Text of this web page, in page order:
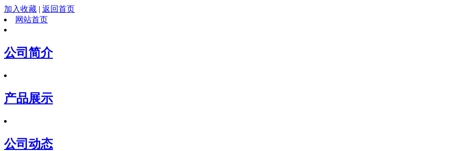
加入收藏 | 返回首页
网站首页
公司简介
产品展示
公司动态